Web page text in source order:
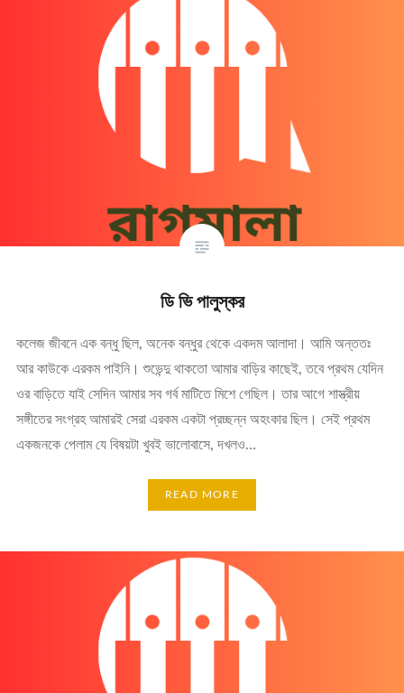
ডি ভি পালুস্কর
কলেজ জীবনে এক বন্ধু ছিল, অনেক বন্ধুর থেকে একদম আলাদা। আমি অন্ততঃ
আর কাউকে এরকম পাইনি। শুভেন্দু থাকতো আমার বাড়ির কাছেই, তবে প্রথম যেদিন
ওর বাড়িতে যাই সেদিন আমার সব গর্ব মাটিতে মিশে গেছিল। তার আগে শাস্ত্রীয়
সঙ্গীতের সংগ্রহ আমারই সেরা এরকম একটা প্রচ্ছন্ন অহংকার ছিল। সেই প্রথম
একজনকে পেলাম যে বিষয়টা খুবই ভালোবাসে, দখলও…
READ MORE